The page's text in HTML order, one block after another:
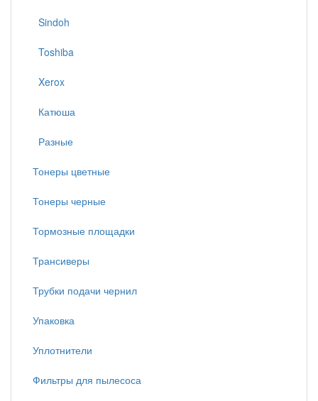
Sindoh
Toshiba
Xerox
Катюша
Разные
Тонеры цветные
Тонеры черные
Тормозные площадки
Трансиверы
Трубки подачи чернил
Упаковка
Уплотнители
Фильтры для пылесоса